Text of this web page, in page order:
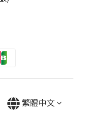
繁體中文